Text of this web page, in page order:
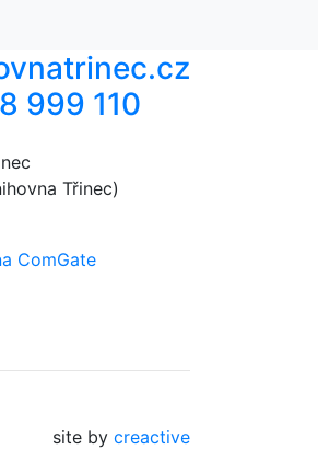
999 110
Třinec)
site by creactive